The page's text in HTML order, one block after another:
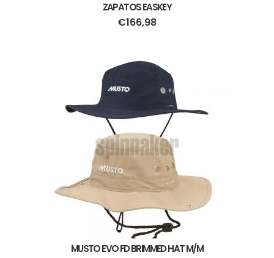
ZAPATOS EASKEY
€166,98
MUSTO EVO FD BRIMMED HAT M/M